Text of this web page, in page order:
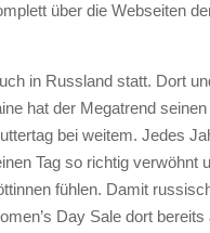
über die Webseiten
in Russland statt. Dort
hat der Megatrend
bei weitem. Jedes
Tag so richtig verwöhnt
fühlen. Damit
Day Sale dort